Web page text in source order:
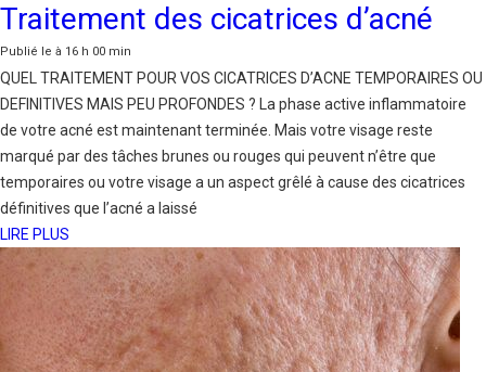
Traitement des cicatrices d’acné
Publié le à 16 h 00 min
QUEL TRAITEMENT POUR VOS CICATRICES D’ACNE TEMPORAIRES OU
DEFINITIVES MAIS PEU PROFONDES ? La phase active inflammatoire
de votre acné est maintenant terminée. Mais votre visage reste
marqué par des tâches brunes ou rouges qui peuvent n’être que
temporaires ou votre visage a un aspect grêlé à cause des cicatrices
définitives que l’acné a laissé
LIRE PLUS